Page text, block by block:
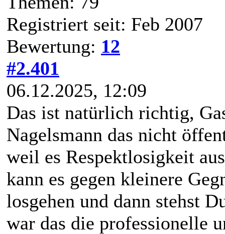
Registriert seit: Feb 2007
Bewertung: 12
#2.401
06.12.2025, 12:09
Das ist natürlich richtig,
Nagelsmann das nicht
weil es Respektlosigkeit
kann es gegen kleinere
losgehen und dann stehst
war das die professionelle